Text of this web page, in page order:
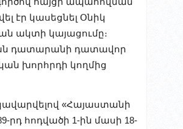
էր կասեցնել Օնիկ
ակտի կայացումը։
դատարանի դատավոր
խորհրդի կողմից
«Հայաստանի
հոդվածի 1-ին մասի 18-